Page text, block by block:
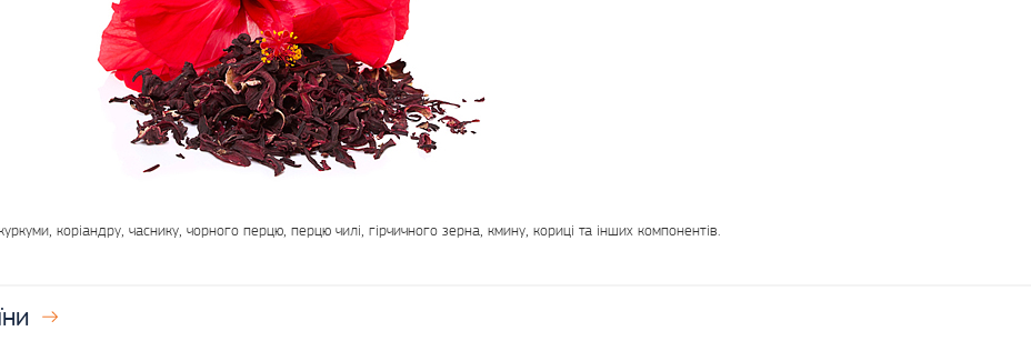
коріандру, часнику, чорного перцю, перцю чилі, гірчичного зерна, кмину, кориці та інших компонентів.